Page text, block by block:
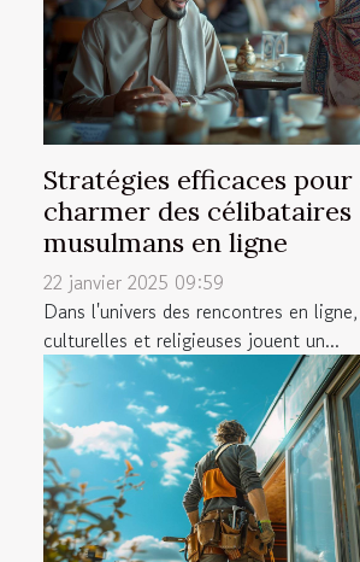
Stratégies efficaces
charmer des célibataires
musulmans en ligne
22 janvier 2025 09:59
Dans l'univers des rencontres en
culturelles et religieuses jouent un...